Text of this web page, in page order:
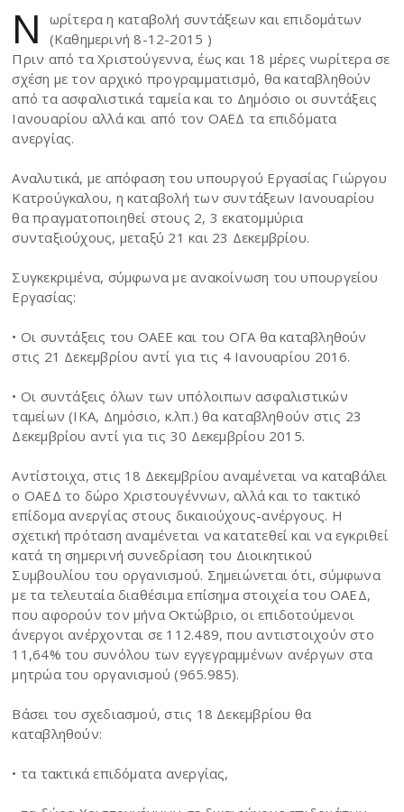
Ν
ωρίτερα η καταβολή συντάξεων και επιδομάτων
(Καθημερινή 8-12-2015 )
Πριν από τα Χριστούγεννα, έως και 18 μέρες νωρίτερα σε
σχέση με τον αρχικό προγραμματισμό, θα καταβληθούν
από τα ασφαλιστικά ταμεία και το Δημόσιο οι συντάξεις
Ιανουαρίου αλλά και από τον ΟΑΕΔ τα επιδόματα
ανεργίας.
Αναλυτικά, με απόφαση του υπουργού Εργασίας Γιώργου
Κατρούγκαλου, η καταβολή των συντάξεων Ιανουαρίου
θα πραγματοποιηθεί στους 2, 3 εκατομμύρια
συνταξιούχους, μεταξύ 21 και 23 Δεκεμβρίου.
Συγκεκριμένα, σύμφωνα με ανακοίνωση του υπουργείου
Εργασίας:
• Οι συντάξεις του ΟΑΕΕ και του ΟΓΑ θα καταβληθούν
στις 21 Δεκεμβρίου αντί για τις 4 Ιανουαρίου 2016.
• Οι συντάξεις όλων των υπόλοιπων ασφαλιστικών
ταμείων (ΙΚΑ, Δημόσιο, κ.λπ.) θα καταβληθούν στις 23
Δεκεμβρίου αντί για τις 30 Δεκεμβρίου 2015.
Αντίστοιχα, στις 18 Δεκεμβρίου αναμένεται να καταβάλει
ο ΟΑΕΔ το δώρο Χριστουγέννων, αλλά και το τακτικό
επίδομα ανεργίας στους δικαιούχους-ανέργους. Η
σχετική πρόταση αναμένεται να κατατεθεί και να εγκριθεί
κατά τη σημερινή συνεδρίαση του Διοικητικού
Συμβουλίου του οργανισμού. Σημειώνεται ότι, σύμφωνα
με τα τελευταία διαθέσιμα επίσημα στοιχεία του ΟΑΕΔ,
που αφορούν τον μήνα Οκτώβριο, οι επιδοτούμενοι
άνεργοι ανέρχονται σε 112.489, που αντιστοιχούν στο
11,64% του συνόλου των εγγεγραμμένων ανέργων στα
μητρώα του οργανισμού (965.985).
Βάσει του σχεδιασμού, στις 18 Δεκεμβρίου θα
καταβληθούν:
• τα τακτικά επιδόματα ανεργίας,